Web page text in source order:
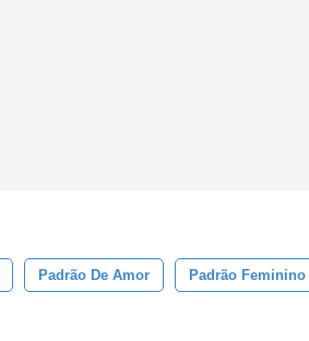
Padrão De Amor Padrão Feminino